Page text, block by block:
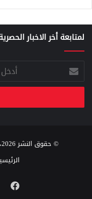
لمتابعة أخر الاخبار
أدخل
بريدك
الإلكتروني
© حقوق النشر 2026، جميع الحقوق محفوظة |